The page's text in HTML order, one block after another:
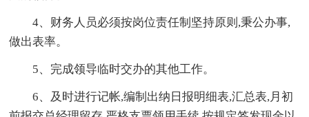
4、财务人员必须按岗位责任制坚持原则,秉公办事,
做出表率。
5、完成领导临时交办的其他工作。
6、及时进行记帐,编制出纳日报明细表,汇总表,月初